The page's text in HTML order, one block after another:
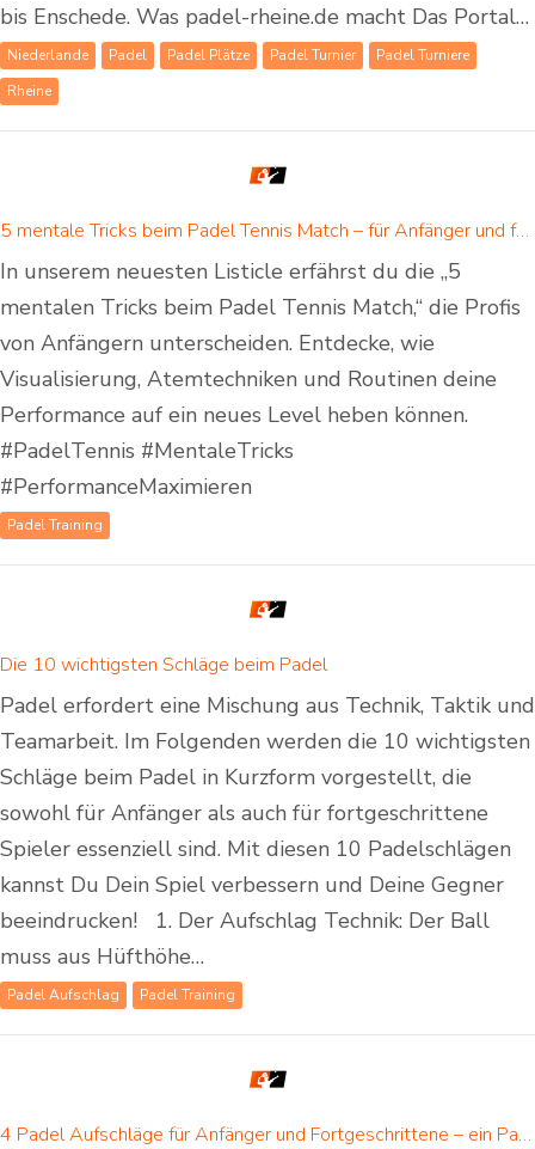
bis Enschede. Was padel-rheine.de macht Das Portal…
Niederlande Padel Padel Plätze Padel Turnier
Padel Turniere
Rheine
5 mentale Tricks beim Padel Tennis Match – für Anfänger und fortgeschrittene Padelspieler
In unserem neuesten Listicle erfährst du die „5
mentalen Tricks beim Padel Tennis Match,“ die Profis
von Anfängern unterscheiden. Entdecke, wie
Visualisierung, Atemtechniken und Routinen deine
Performance auf ein neues Level heben können.
#PadelTennis #MentaleTricks
#PerformanceMaximieren
Padel Training
Die 10 wichtigsten Schläge beim Padel
Padel erfordert eine Mischung aus Technik, Taktik und
Teamarbeit. Im Folgenden werden die 10 wichtigsten
Schläge beim Padel in Kurzform vorgestellt, die
sowohl für Anfänger als auch für fortgeschrittene
Spieler essenziell sind. Mit diesen 10 Padelschlägen
kannst Du Dein Spiel verbessern und Deine Gegner
beeindrucken! 1. Der Aufschlag Technik: Der Ball
muss aus Hüfthöhe…
Padel Aufschlag Padel Training
4 Padel Aufschläge für Anfänger und Fortgeschrittene – ein Padel Aufschlag ist für jeden dabei!